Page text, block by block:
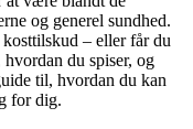
og generel sundhed.
– eller får du
du spiser, og
til, hvordan du kan
for dig.